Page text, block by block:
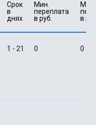
Срок
в
днях
Мин.
переплата
в руб.
в
1 - 21 0 0